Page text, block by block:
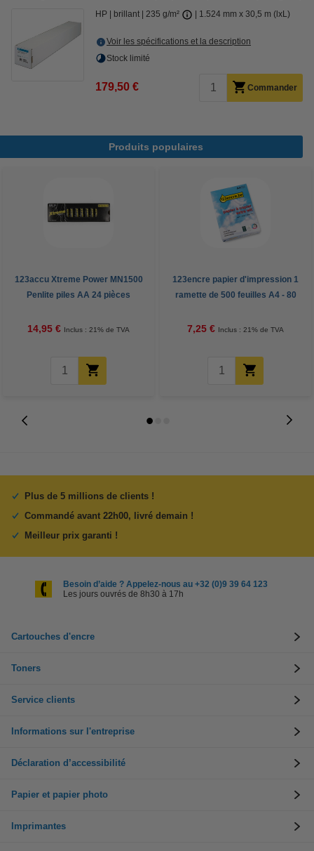
HP brillant 235 g/m² 1.524 mm x 30,5 m (lxL)
Voir les spécifications et la description
Stock limité
179,50 € Commander
Produits populaires
123accu Xtreme Power MN1500
Penlite piles AA 24 pièces
14,95 € Inclus : 21% de TVA
123encre papier d'impression 1
ramette de 500 feuilles A4 - 80
7,25 € Inclus : 21% de TVA
Plus de 5 millions de clients !
Commandé avant 22h00, livré demain !
Meilleur prix garanti !
Besoin d’aide ? Appelez-nous au +32 (0)9 39 64 123
Les jours ouvrés de 8h30 à 17h
Cartouches d'encre
Toners
Service clients
Informations sur l'entreprise
Déclaration d’accessibilité
Papier et papier photo
Imprimantes